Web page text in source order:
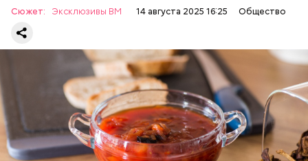
Сюжет: Эксклюзивы ВМ 14 августа 2025 16:25 Общество
Баклажаны с овощами
ПРАВОСЛАВИЕ ЕДА РЕЦЕПТЫ